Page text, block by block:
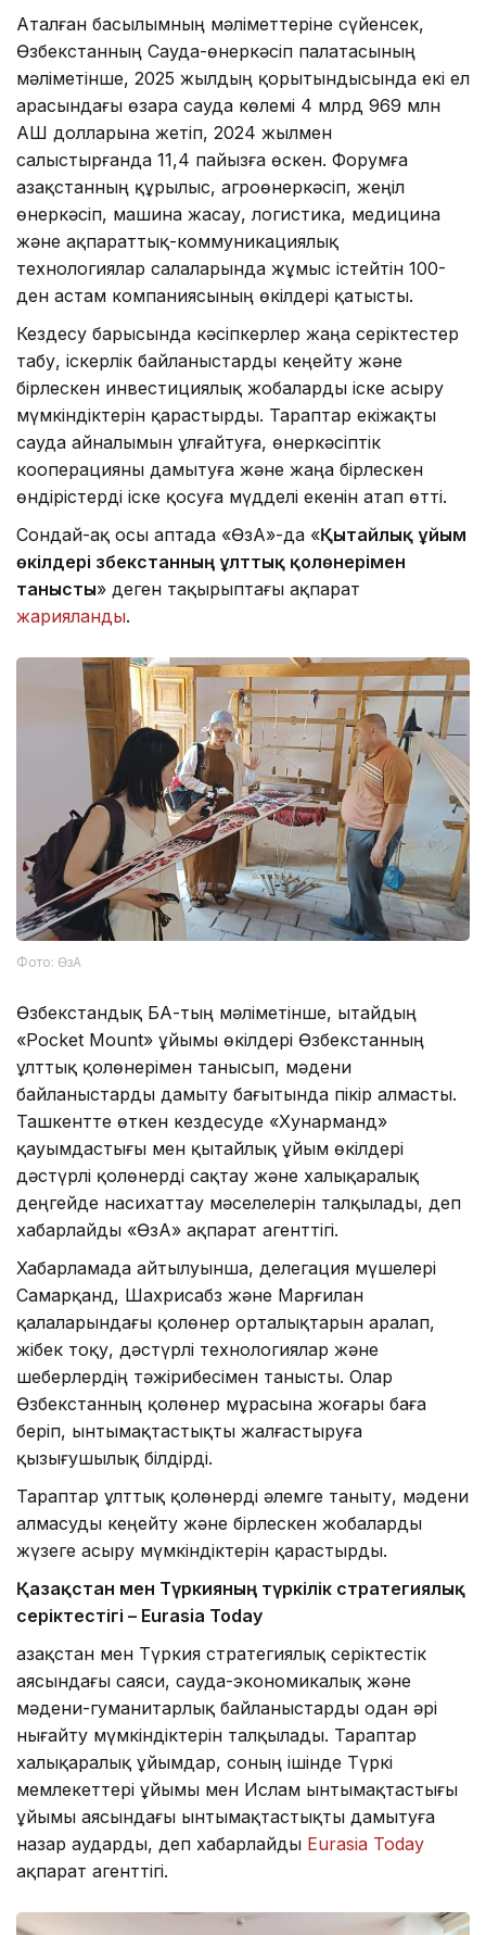
Аталған басылымның мәліметтеріне сүйенсек,
Өзбекстанның Сауда-өнеркәсіп палатасының
мәліметінше, 2025 жылдың қорытындысында екі ел
арасындағы өзара сауда көлемі 4 млрд 969 млн
АҚШ долларына жетіп, 2024 жылмен
салыстырғанда 11,4 пайызға өскен. Форумға
Қазақстанның құрылыс, агроөнеркәсіп, жеңіл
өнеркәсіп, машина жасау, логистика, медицина
және ақпараттық-коммуникациялық
технологиялар салаларында жұмыс істейтін 100-
ден астам компаниясының өкілдері қатысты.
Кездесу барысында кәсіпкерлер жаңа серіктестер
табу, іскерлік байланыстарды кеңейту және
бірлескен инвестициялық жобаларды іске асыру
мүмкіндіктерін қарастырды. Тараптар екіжақты
сауда айналымын ұлғайтуға, өнеркәсіптік
кооперацияны дамытуға және жаңа бірлескен
өндірістерді іске қосуға мүдделі екенін атап өтті.
Сондай-ақ осы аптада «ӨзА»-да «Қытайлық ұйым
өкілдері Өзбекстанның ұлттық қолөнерімен
танысты» деген тақырыптағы ақпарат
жарияланды.
Фото: ӨзА
Өзбекстандық БАҚ-тың мәліметінше, Қытайдың
«Pocket Mount» ұйымы өкілдері Өзбекстанның
ұлттық қолөнерімен танысып, мәдени
байланыстарды дамыту бағытында пікір алмасты.
Ташкентте өткен кездесуде «Хунарманд»
қауымдастығы мен қытайлық ұйым өкілдері
дәстүрлі қолөнерді сақтау және халықаралық
деңгейде насихаттау мәселелерін талқылады, деп
хабарлайды «ӨзА» ақпарат агенттігі.
Хабарламада айтылуынша, делегация мүшелері
Самарқанд, Шахрисабз және Марғилан
қалаларындағы қолөнер орталықтарын аралап,
жібек тоқу, дәстүрлі технологиялар және
шеберлердің тәжірибесімен танысты. Олар
Өзбекстанның қолөнер мұрасына жоғары баға
беріп, ынтымақтастықты жалғастыруға
қызығушылық білдірді.
Тараптар ұлттық қолөнерді әлемге таныту, мәдени
алмасуды кеңейту және бірлескен жобаларды
жүзеге асыру мүмкіндіктерін қарастырды.
Қазақстан мен Түркияның түркілік стратегиялық
серіктестігі – Eurasia Today
Қазақстан мен Түркия стратегиялық серіктестік
аясындағы саяси, сауда-экономикалық және
мәдени-гуманитарлық байланыстарды одан әрі
нығайту мүмкіндіктерін талқылады. Тараптар
халықаралық ұйымдар, соның ішінде Түркі
мемлекеттері ұйымы мен Ислам ынтымақтастығы
ұйымы аясындағы ынтымақтастықты дамытуға
назар аударды, деп хабарлайды Eurasia Today
ақпарат агенттігі.